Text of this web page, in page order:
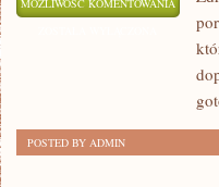
MOŻLIWOŚĆ KOMENTOWANIA
POSTED BY ADMIN